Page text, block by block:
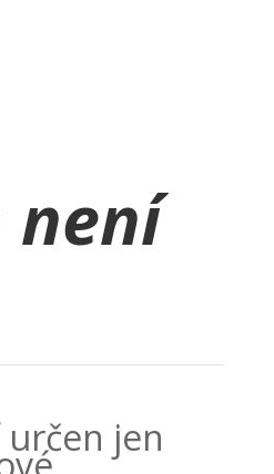
není
jen